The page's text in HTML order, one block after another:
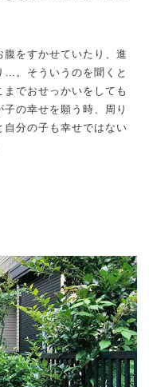
腹をすかせていたり、進
…。そういうのを聞くと
でおせっかいをしても
の幸せを願う時、周り
分の子も幸せではない